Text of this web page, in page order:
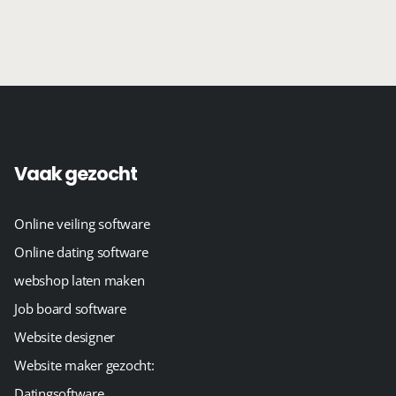
Vaak gezocht
Online veiling software
Online dating software
webshop laten maken
Job board software
Website designer
Website maker gezocht: